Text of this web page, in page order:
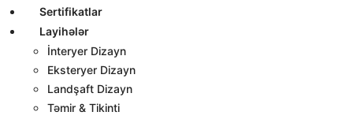
Sertifikatlar
Layihələr
İnteryer Dizayn
Eksteryer Dizayn
Landşaft Dizayn
Təmir & Tikinti